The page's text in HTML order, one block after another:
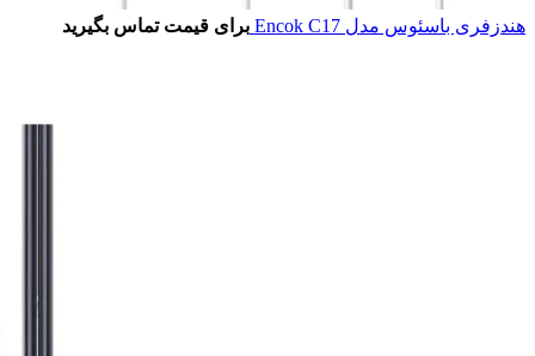
هندزفری باسئوس مدل Encok C17 برای قیمت تماس بگیرید